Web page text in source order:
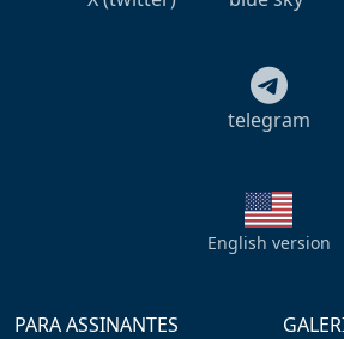
telegram
English version
PARA ASSINANTES